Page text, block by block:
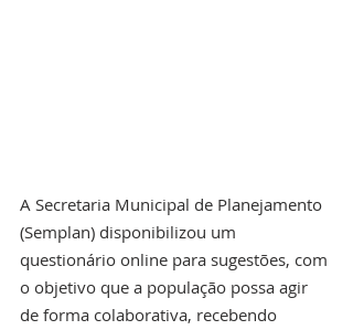
A Secretaria Municipal de Planejamento
(Semplan) disponibilizou um
questionário online para sugestões, com
o objetivo que a população possa agir
de forma colaborativa, recebendo